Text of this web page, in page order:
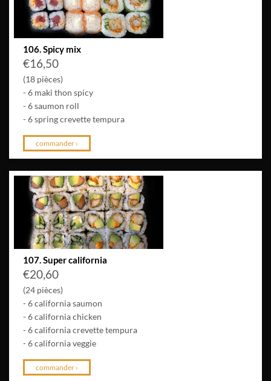
106. Spicy mix
€16,50
(18 pièces)
- 6 maki thon spicy
- 6 saumon roll
- 6 spring crevette tempura
commander ›
107. Super california
€20,60
(24 pièces)
- 6 california saumon
- 6 california chicken
- 6 california crevette tempura
- 6 california veggie
commander ›